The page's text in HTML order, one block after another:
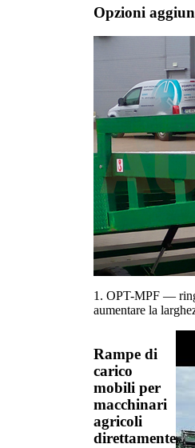
Opzioni
1. OPT-MPF —
aumentare la
Rampe di
carico
mobili per
macchinari
agricoli
direttamente